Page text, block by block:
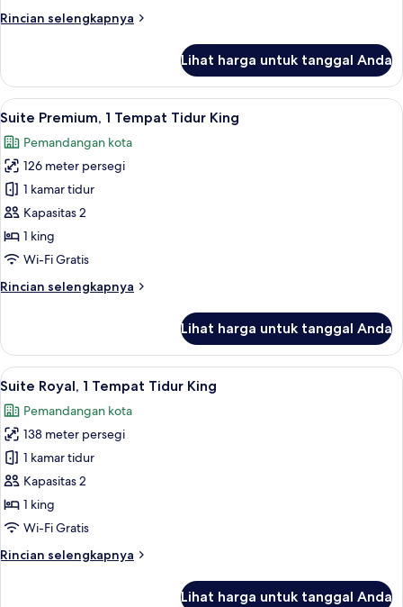
Tidur
Rincian selengkapnya
Rincian
Suite
Premier,
1
Tidur
King
Lihat harga untuk tanggal Anda
Lihat
semua
foto
untuk
Suite
Premium,
1
Tempat
King
Televisi LCD 43-inci dengan saluran
8
Suite Premium, 1 Tempat Tidur King
Pemandangan kota
126 meter persegi
1 kamar tidur
Kapasitas 2
1 king
Wi-Fi Gratis
Rincian selengkapnya
Rincian
Suite
Premium,
1
Tidur
King
Lihat harga untuk tanggal Anda
Lihat
semua
foto
untuk
Suite
Royal,
1
Tempat
King
Suite Royal, 1 Tempat Tidur King |
9
Suite Royal, 1 Tempat Tidur King
Pemandangan kota
138 meter persegi
1 kamar tidur
Kapasitas 2
1 king
Wi-Fi Gratis
Rincian selengkapnya
Rincian
Lihat harga untuk tanggal Anda